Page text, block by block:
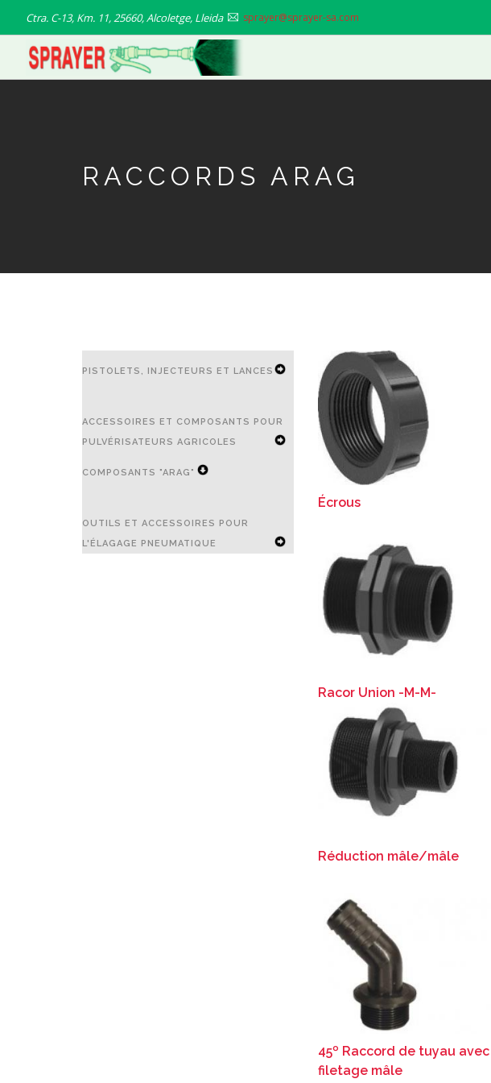
contenu
principal
Ctra. C-13, Km. 11, 25660, Alcoletge, Lleida sprayer@sprayer-sa.com
RACCORDS ARAG
PISTOLETS, INJECTEURS ET LANCES
SECONDARY
MENU
ACCESSOIRES ET COMPOSANTS POUR
PULVÉRISATEURS AGRICOLES
EXPAND
NAVIGATION
MENU
COMPOSANTS "ARAG"
SECONDARY
OUTILS ET ACCESSOIRES POUR
L'ÉLAGAGE PNEUMATIQUE
Écrous
Racor Union -M-M-
Réduction mâle/mâle
45º Raccord de tuyau avec
filetage mâle